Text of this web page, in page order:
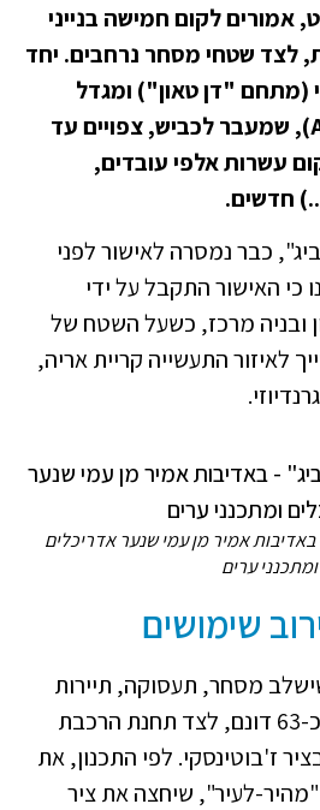
אמורים לקום חמישה בנייני
בני 40 קומות, לצד שטחי מסחר נרחבים. יחד
(מתחם "דן טאון") ומגדל
גלובל טאוורס (ALIGN), שמעבר לכביש, צפויים עד
עשרות אלפי עובדים,
חדשים.
כבר נמסרה לאישור לפני
כי האישור התקבל על ידי
ובניה מרכז, כשעל השטח של
לאיזור התעשייה קריית אריה,
אמיר מן עמי שנער אדריכלים
ומתכנני ערים
מסחר, תעסוקה, תיירות
בילוי ופנאי בשטח של כ-63 דונם, לצד תחנת הרכבת
ז'בוטינסקי. לפי התכנון, את
לעיר", שיחצה את ציר